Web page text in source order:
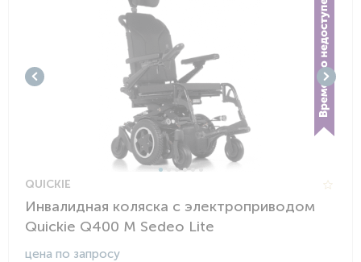
QUICKIE
Инвалидная коляска с электроприводом
Quickie Q400 M Sedeo Lite
цена по запросу